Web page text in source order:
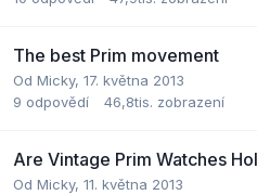
The best Prim movement
Od Micky, 17. května 2013
9 odpovědí 46,8tis. zobrazení
Are Vintage Prim Watches
Od Micky, 11. května 2013